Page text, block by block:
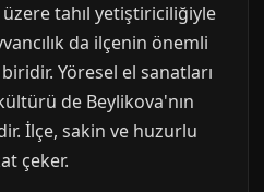
tahıl yetiştiriciliğiyle
da ilçenin önemli
Yöresel el sanatları
de Beylikova'nın
İlçe, sakin ve huzurlu
çeker.